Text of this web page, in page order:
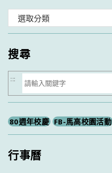
類
搜尋
搜
尋
:::
80週年校慶 FB-馬高校園活動
行事曆